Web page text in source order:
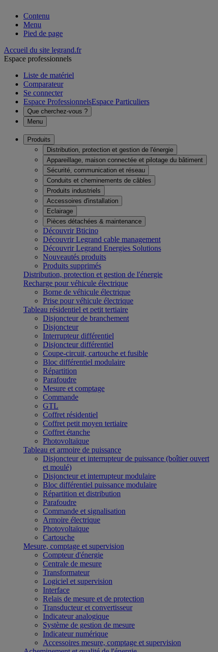
Contenu
Menu
Pied de page
Accueil du site legrand.fr
Espace professionnels
Liste de matériel
Comparateur
Se connecter
Espace ProfessionnelsEspace Particuliers
Que cherchez-vous ?
Menu
Produits
Distribution, protection et gestion de l'énergie
Appareillage, maison connectée et pilotage du bâtiment
Sécurité, communication et réseau
Conduits et cheminements de câbles
Produits industriels
Accessoires d'installation
Eclairage
Pièces détachées & maintenance
Découvrir Bticino
Découvrir Legrand cable management
Découvrir Legrand Energies Solutions
Nouveautés produits
Produits supprimés
Distribution, protection et gestion de l'énergie
Recharge pour véhicule électrique
Borne de véhicule électrique
Prise pour véhicule électrique
Tableau résidentiel et petit tertiaire
Disjoncteur de branchement
Disjoncteur
Interrupteur différentiel
Disjoncteur différentiel
Coupe-circuit, cartouche et fusible
Bloc différentiel modulaire
Répartition
Parafoudre
Mesure et comptage
Commande
GTL
Coffret résidentiel
Coffret petit moyen tertiaire
Coffret étanche
Photovoltaïque
Tableau et armoire de puissance
Disjoncteur et interrupteur de puissance (boîtier ouvert
et moulé)
Disjoncteur et interrupteur modulaire
Bloc différentiel puissance modulaire
Répartition et distribution
Parafoudre
Commande et signalisation
Armoire électrique
Photovoltaïque
Cartouche
Mesure, comptage et supervision
Compteur d'énergie
Centrale de mesure
Transformateur
Logiciel et supervision
Interface
Relais de mesure et de protection
Transducteur et convertisseur
Indicateur analogique
Système de gestion de mesure
Indicateur numérique
Accessoires mesure, comptage et supervision